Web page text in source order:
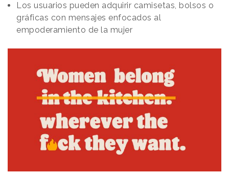
Los usuarios pueden adquirir camisetas, bolsos o
gráficas con mensajes enfocados al
empoderamiento de la mujer